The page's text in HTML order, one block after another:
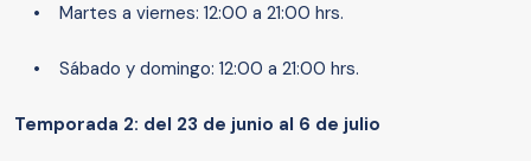
• Martes a viernes: 12:00 a 21:00 hrs.
• Sábado y domingo: 12:00 a 21:00 hrs.
Temporada 2: del 23 de junio al 6 de julio